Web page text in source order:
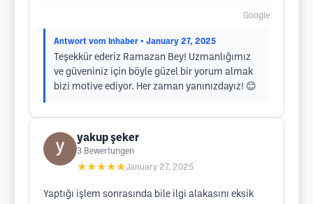
Google
Antwort vom Inhaber • January 27, 2025
Teşekkür ederiz Ramazan Bey! Uzmanlığımız
ve güveniniz için böyle güzel bir yorum almak
bizi motive ediyor. Her zaman yanınızdayız! 😊
yakup şeker
3 Bewertungen
★★★★★January 27, 2025
Yaptığı işlem sonrasında bile ilgi alakasını eksik